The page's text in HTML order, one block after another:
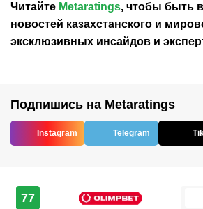
Читайте Metaratings, чтобы быть
новостей казахстанского и
эксклюзивных инсайдов и
Подпишись на Metaratings
Instagram Telegram
77